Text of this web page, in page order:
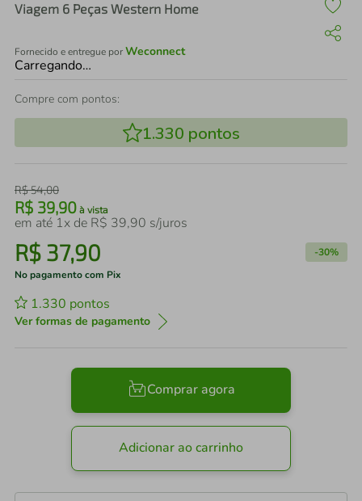
Viagem 6 Peças Western Home
Fornecido e entregue porWeconnect
Carregando…
Compre com pontos:
1.330 pontos
R$54,00
R$ 39,90 à vista
em até 1x de R$ 39,90 s/juros
R$ 37,90 -30%
No pagamento com Pix
1.330 pontos
Ver formas de pagamento
Comprar agora
Adicionar ao carrinho